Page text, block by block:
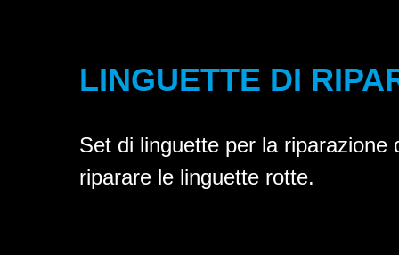
LINGUETTE DI
Set di linguette per la
riparare le linguette rotte.